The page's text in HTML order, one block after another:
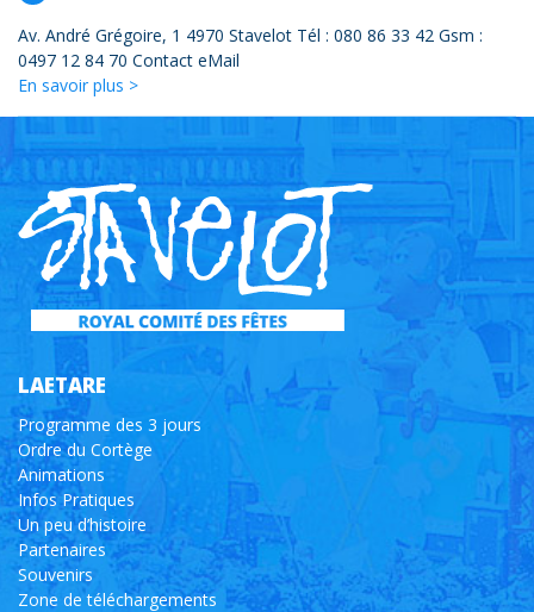
Av. André Grégoire, 1 4970 Stavelot Tél : 080 86 33 42 Gsm :
0497 12 84 70 Contact eMail
En savoir plus >
LAETARE
Programme des 3 jours
Ordre du Cortège
Animations
Infos Pratiques
Un peu d’histoire
Partenaires
Souvenirs
Zone de téléchargements